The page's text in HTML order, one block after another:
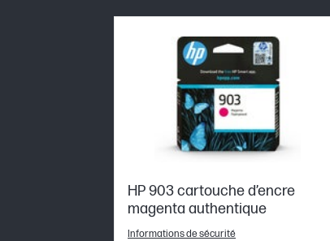
HP 903 cartouche d’encre
magenta authentique
Informations de sécurité